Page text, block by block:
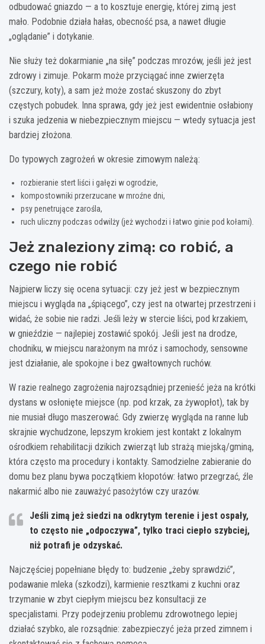
odbudować gniazdo — a to kosztuje energię, której zimą jest
mało. Podobnie działa hałas, obecność psa, a nawet długie
„oglądanie” i dotykanie.
Nie służy też dokarmianie „na siłę” podczas mrozów, jeśli jeż jest
zdrowy i zimuje. Pokarm może przyciągać inne zwierzęta
(szczury, koty), a sam jeż może zostać skuszony do zbyt
częstych pobudek. Inna sprawa, gdy jeż jest ewidentnie osłabiony
i szuka jedzenia w niebezpiecznym miejscu — wtedy sytuacja jest
bardziej złożona.
Do typowych zagrożeń w okresie zimowym należą:
rozbieranie stert liści i gałęzi w ogrodzie,
kompostowniki przerzucane w mroźne dni,
psy penetrujące zarośla,
ruch uliczny podczas odwilży (jeż wychodzi i łatwo ginie pod kołami).
Jeż znaleziony zimą: co robić, a
czego nie robić
Najpierw liczy się ocena sytuacji: czy jeż jest w bezpiecznym
miejscu i wygląda na „śpiącego”, czy jest na otwartej przestrzeni i
widać, że sobie nie radzi. Jeśli leży w stercie liści, pod krzakiem,
w gnieździe — najlepiej zostawić spokój. Jeśli jest na drodze,
chodniku, w miejscu narażonym na mróz i samochody, sensowne
jest działanie, ale spokojne i bez gwałtownych ruchów.
W razie realnego zagrożenia najrozsądniej przenieść jeża na krótki
dystans w osłonięte miejsce (np. pod krzak, za żywopłot), tak by
nie musiał długo maszerować. Gdy zwierzę wygląda na ranne lub
skrajnie wychudzone, lepszym krokiem jest kontakt z lokalnym
ośrodkiem rehabilitacji dzikich zwierząt lub strażą miejską/gminą,
która często ma procedury i kontakty. Samodzielne zabieranie do
domu bez planu bywa początkiem kłopotów: łatwo przegrzać, źle
nakarmić albo nie zauważyć pasożytów czy urazów.
Jeśli zimą jeż siedzi na odkrytym terenie i jest ospały,
to często nie „odpoczywa”, tylko traci ciepło szybciej,
niż potrafi je odzyskać.
Najczęściej popełniane błędy to: budzenie „żeby sprawdzić”,
podawanie mleka (szkodzi), karmienie resztkami z kuchni oraz
trzymanie w zbyt ciepłym miejscu bez konsultacji ze
specjalistami. Przy podejrzeniu problemu zdrowotnego lepiej
działać szybko, ale rozsądnie: zabezpieczyć jeża przed zimnem i